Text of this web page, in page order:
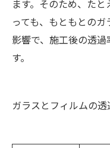
ます。そのため、た
っても、もともとの
影響で、施工後の透
す。
ガラスとフィルムの透